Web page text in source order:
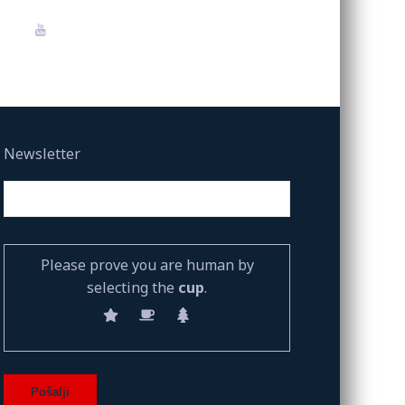
Newsletter
Please prove you are human by
selecting the cup.